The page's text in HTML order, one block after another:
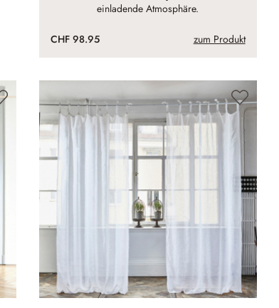
einladende Atmosphäre.
CHF 98.95 zum Produkt